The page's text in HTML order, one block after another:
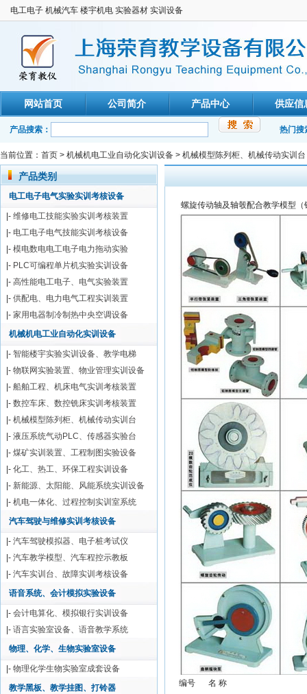
电工电子 机械汽车 楼宇机电 实验器材 实训设备
网站首页 公司简介 产品中心 供应信
产品搜索： 热门搜
当前位置： 首页 > 机械机电工业自动化实训设备 > 机械模型陈列柜、机械传动实训台
螺旋传动轴及轴彀配合教学模型（
编号
名 称
产品类别
电工电子电气实验实训考核设备
|- 维修电工技能实验实训考核装置
|- 电工电子电气技能实训考核设备
|- 模电数电电工电子电力拖动实验
|- PLC可编程单片机实验实训设备
|- 高性能电工电子、电气实验装置
|- 供配电、电力电气工程实训装置
|- 家用电器制冷制热中央空调设备
机械机电工业自动化实训设备
|- 智能楼宇实验实训设备、教学电梯
|- 物联网实验装置、物业管理实训设备
|- 船舶工程、机床电气实训考核装置
|- 数控车床、数控铣床实训考核装置
|- 机械模型陈列柜、机械传动实训台
|- 液压系统气动PLC、传感器实验台
|- 煤矿实训装置、工程制图实验设备
|- 化工、热工、环保工程实训设备
|- 新能源、太阳能、风能系统实训设备
|- 机电一体化、过程控制实训室系统
汽车驾驶与维修实训考核设备
|- 汽车驾驶模拟器、电子桩考试仪
|- 汽车教学模型、汽车程控示教板
|- 汽车实训台、故障实训考核设备
语音系统、会计模拟实验设备
|- 会计电算化、模拟银行实训设备
|- 语言实验室设备、语音教学系统
物理、化学、生物实验室设备
|- 物理化学生物实验室成套设备
教学黑板、教学挂图、打铃器